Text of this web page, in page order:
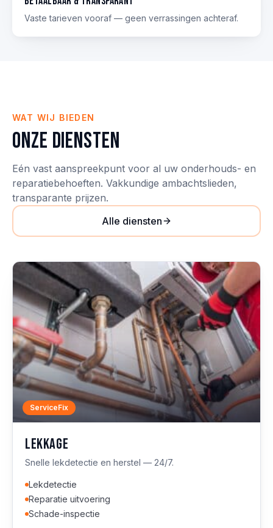
Vaste tarieven vooraf — geen verrassingen achteraf.
WAT WIJ BIEDEN
Onze diensten
Eén vast aanspreekpunt voor al uw onderhouds- en
reparatiebehoeften. Vakkundige ambachtslieden,
transparante prijzen.
Alle diensten
ServiceFix
Lekkage
Snelle lekdetectie en herstel — 24/7.
Lekdetectie
Reparatie uitvoering
Schade-inspectie